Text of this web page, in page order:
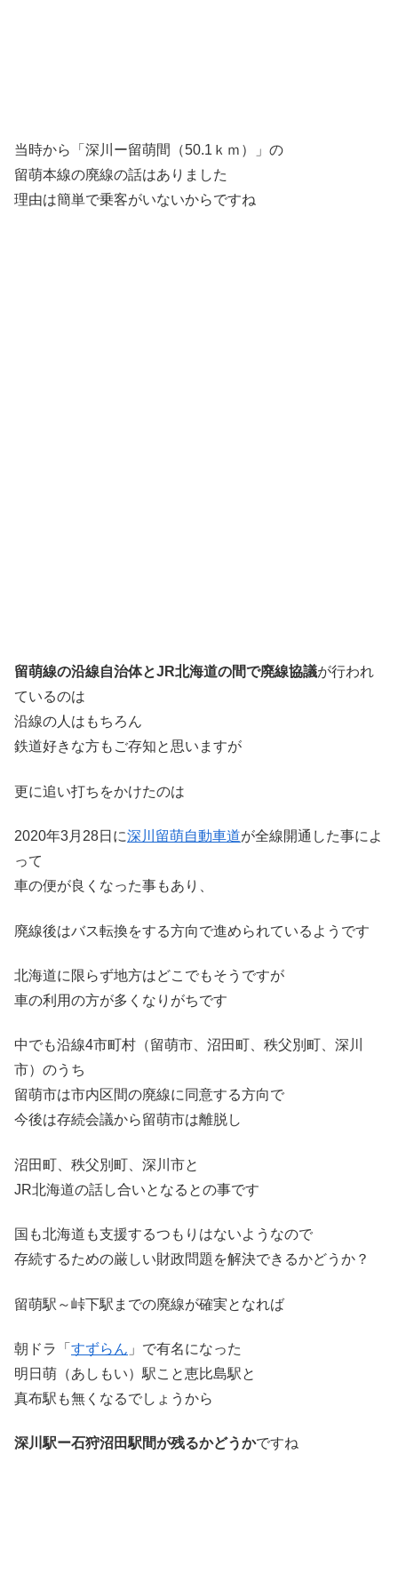
当時から「深川ー留萌間（50.1ｋｍ）」の
留萌本線の廃線の話はありました
理由は簡単で乗客がいないからですね
留萌線の沿線自治体とJR北海道の間で廃線協議が行われ
ているのは
沿線の人はもちろん
鉄道好きな方もご存知と思いますが
更に追い打ちをかけたのは
2020年3月28日に深川留萌自動車道が全線開通した事によ
って
車の便が良くなった事もあり、
廃線後はバス転換をする方向で進められているようです
北海道に限らず地方はどこでもそうですが
車の利用の方が多くなりがちです
中でも沿線4市町村（留萌市、沼田町、秩父別町、深川
市）のうち
留萌市は市内区間の廃線に同意する方向で
今後は存続会議から留萌市は離脱し
沼田町、秩父別町、深川市と
JR北海道の話し合いとなるとの事です
国も北海道も支援するつもりはないようなので
存続するための厳しい財政問題を解決できるかどうか？
留萌駅～峠下駅までの廃線が確実となれば
朝ドラ「 すずらん 」で有名になった
明日萌（あしもい）駅こと恵比島駅と
真布駅も無くなるでしょうから
深川駅ー石狩沼田駅間が残るかどうかですね